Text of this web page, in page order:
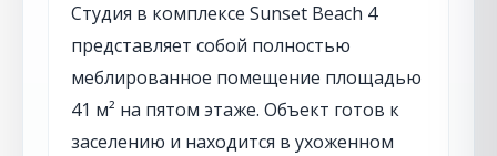
Студия в комплексе Sunset Beach 4
представляет собой полностью
меблированное помещение площадью
41 м² на пятом этаже. Объект готов к
заселению и находится в ухоженном